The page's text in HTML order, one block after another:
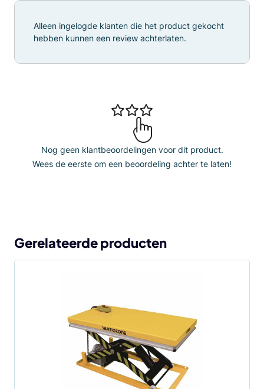
Nog geen klantbeoordelingen voor dit product.
Wees de eerste om een beoordeling achter te laten!
Alleen ingelogde klanten die het product gekocht
hebben kunnen een review achterlaten.
Gerelateerde producten